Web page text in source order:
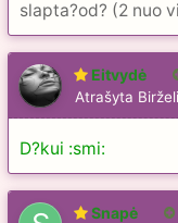
slapta?od? (2 nuo
Eitvydė
Atrašyta
D?kui :smi:
Snapė